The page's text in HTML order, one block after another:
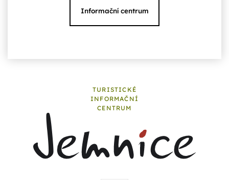
Informační centrum
TURISTICKÉ
INFORMAČNÍ
CENTRUM